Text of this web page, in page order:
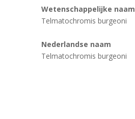
Wetenschappelijke naam
Telmatochromis burgeoni
Nederlandse naam
Telmatochromis burgeoni